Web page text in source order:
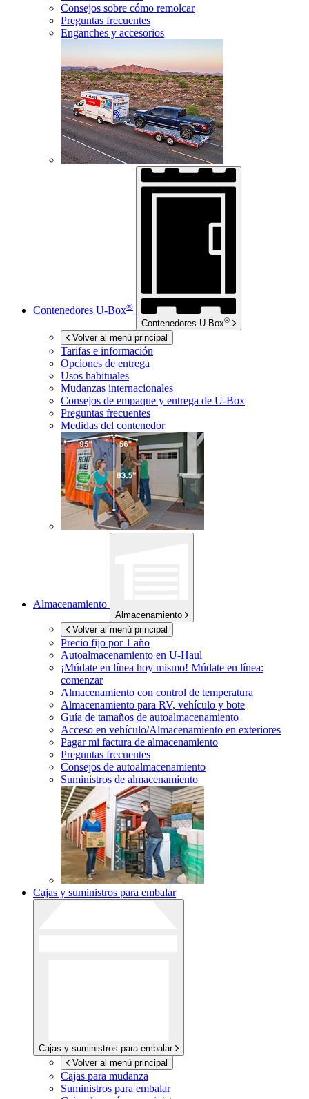
Consejos sobre cómo remolcar
Preguntas frecuentes
Enganches y accesorios
Contenedores U-Box®
Contenedores U-Box®
Volver al menú principal
Tarifas e información
Opciones de entrega
Usos habituales
Mudanzas internacionales
Consejos de empaque y entrega de U-Box
Preguntas frecuentes
Medidas del contenedor
Almacenamiento
Almacenamiento
Volver al menú principal
Precio fijo por 1 año
Autoalmacenamiento en U-Haul
¡Múdate en línea hoy mismo! Múdate en línea:
comenzar
Almacenamiento con control de temperatura
Almacenamiento para RV, vehículo y bote
Guía de tamaños de autoalmacenamiento
Acceso en vehículo/Almacenamiento en exteriores
Pagar mi factura de almacenamiento
Preguntas frecuentes
Consejos de autoalmacenamiento
Suministros de almacenamiento
Cajas y suministros para embalar
Cajas y suministros para embalar
Volver al menú principal
Cajas para mudanza
Suministros para embalar